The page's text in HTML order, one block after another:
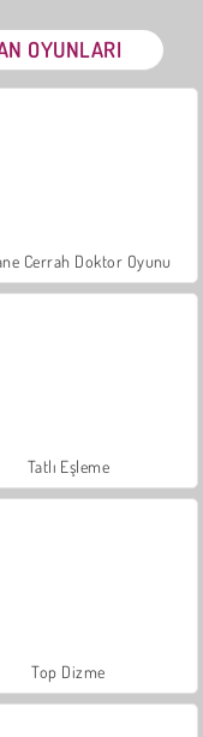
OYUNLARI
Cerrah Doktor Oyunu
Tatlı Eşleme
Top Dizme